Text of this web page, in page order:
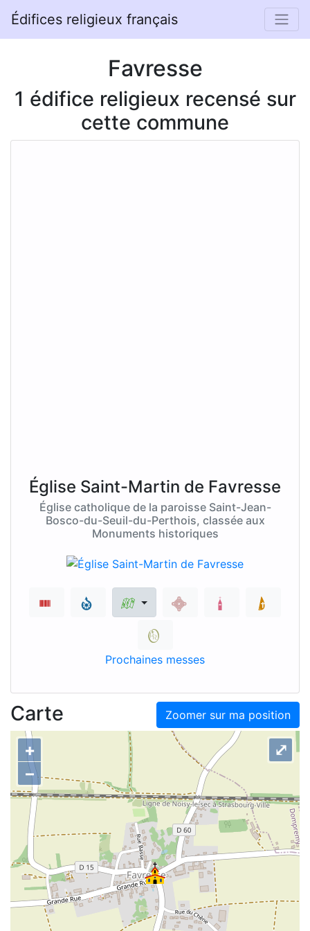
Édifices religieux français
Favresse
1 édifice religieux recensé sur
cette commune
Église Saint-Martin de Favresse
Église catholique de la paroisse Saint-Jean-
Bosco-du-Seuil-du-Perthois, classée aux
Monuments historiques
Prochaines messes
Zoomer sur ma position
Carte
+
–
⤢